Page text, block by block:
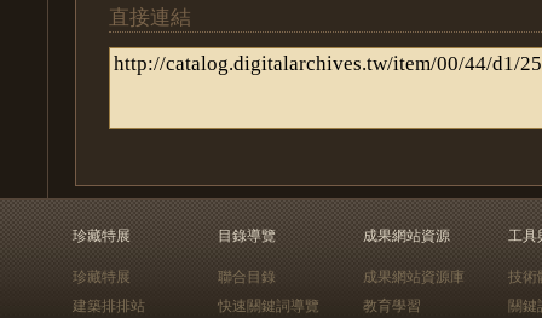
直接連結
珍藏特展
珍藏特展
建築排排站
目錄導覽
聯合目錄
快速關鍵詞導覽
成果網站資源
成果網站資源庫
教育學習
工具
技術
關鍵